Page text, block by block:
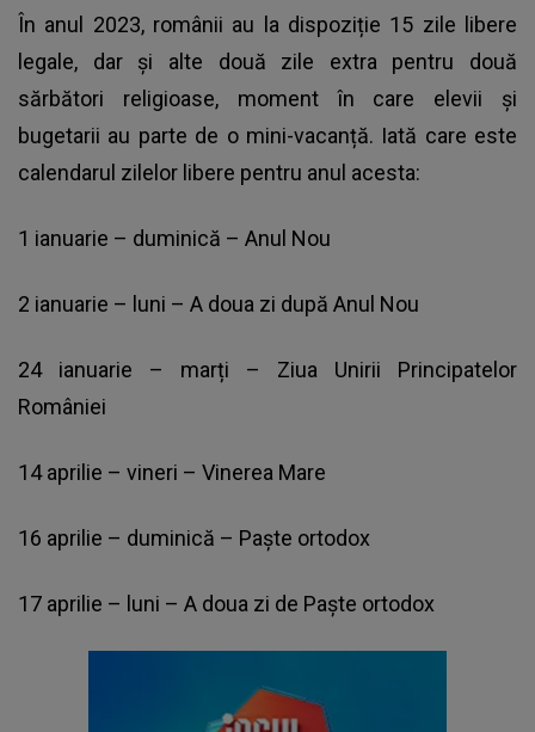
În anul 2023, românii au la dispoziție 15 zile libere
legale, dar și alte două zile extra pentru două
sărbători religioase, moment în care elevii și
bugetarii au parte de o mini-vacanță. Iată care este
calendarul zilelor libere pentru anul acesta:
1 ianuarie – duminică – Anul Nou
2 ianuarie – luni – A doua zi după Anul Nou
24 ianuarie – marți – Ziua Unirii Principatelor
României
14 aprilie – vineri – Vinerea Mare
16 aprilie – duminică – Paște ortodox
17 aprilie – luni – A doua zi de Paște ortodox